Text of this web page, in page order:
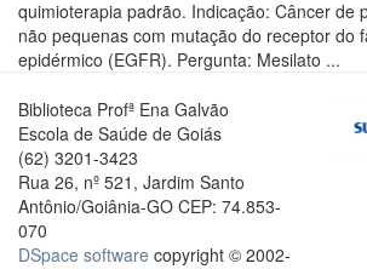
quimioterapia padrão. Indicação: Câncer de
não pequenas com mutação do receptor do
epidérmico (EGFR). Pergunta: Mesilato ...
Biblioteca Profª Ena Galvão
Escola de Saúde de Goiás
(62) 3201-3423
Rua 26, nº 521, Jardim Santo
Antônio/Goiânia-GO CEP: 74.853-
070
DSpace software copyright © 2002-